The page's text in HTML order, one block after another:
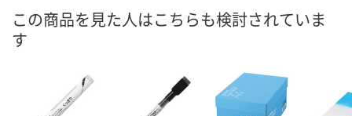
8月7日（金）
カゴへ
この商品を見た人はこちらも検討されていま
す